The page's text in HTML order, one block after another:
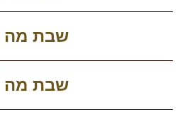
שבת מה
שבת מה